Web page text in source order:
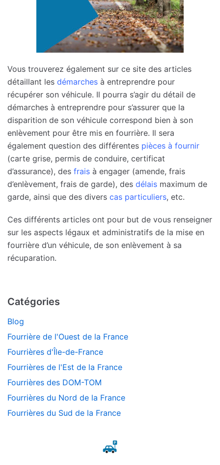
Vous trouverez également sur ce site des articles
détaillant les démarches à entreprendre pour
récupérer son véhicule. Il pourra s’agir du détail de
démarches à entreprendre pour s’assurer que la
disparition de son véhicule correspond bien à son
enlèvement pour être mis en fourrière. Il sera
également question des différentes pièces à fournir
(carte grise, permis de conduire, certificat
d’assurance), des frais à engager (amende, frais
d’enlèvement, frais de garde), des délais maximum de
garde, ainsi que des divers cas particuliers, etc.
Ces différents articles ont pour but de vous renseigner
sur les aspects légaux et administratifs de la mise en
fourrière d’un véhicule, de son enlèvement à sa
récuparation.
Catégories
Blog
Fourrière de l'Ouest de la France
Fourrières d'Île-de-France
Fourrières de l'Est de la France
Fourrières des DOM-TOM
Fourrières du Nord de la France
Fourrières du Sud de la France